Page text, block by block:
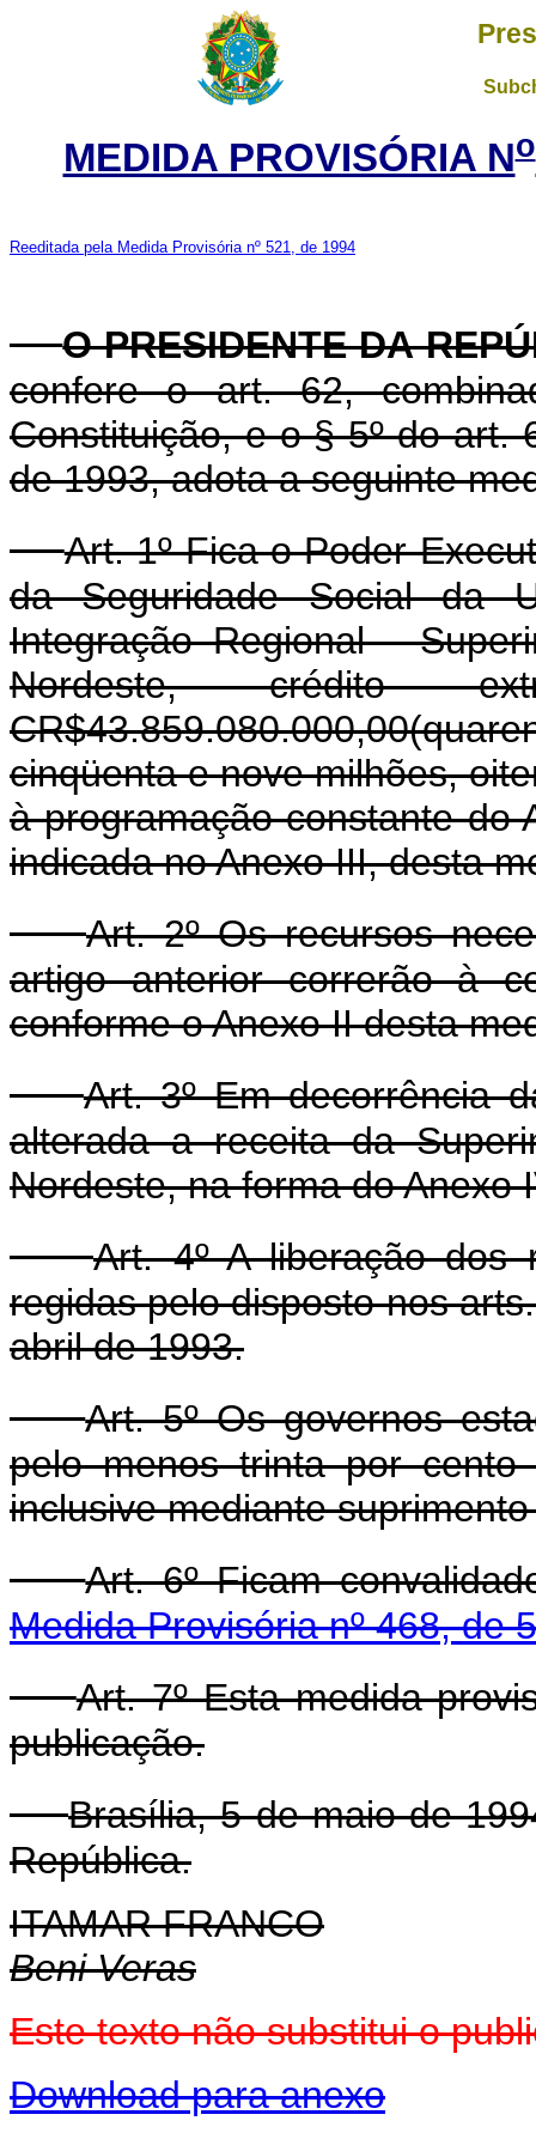
MEDIDA PROVISÓRIA No
Reeditada pela Medida Provisória nº 521, de 1994
O PRESIDENTE DA
confere o art. 62,
Constituição, e o § 5º do art.
de 1993, adota a seguinte
Art. 1º Fica o Poder
da Seguridade Social da
Integração Regional -
Nordeste, crédito
cinqüenta e nove milhões,
à programação constante do
indicada no Anexo III, desta
Art. 2º Os recursos
artigo anterior correrão à
conforme o Anexo II desta
Art. 3º Em decorrência
alterada a receita da
Nordeste, na forma do Anexo
Art. 4º A liberação dos
regidas pelo disposto nos
abril de 1993.
Art. 5º Os governos
pelo menos trinta por
inclusive mediante
Art. 6º Ficam
Medida Provisória nº 468, de
Art. 7º Esta medida
publicação.
Brasília, 5 de maio de
República.
ITAMAR FRANCO
Beni Veras
Este texto não substitui o
Download para anexo